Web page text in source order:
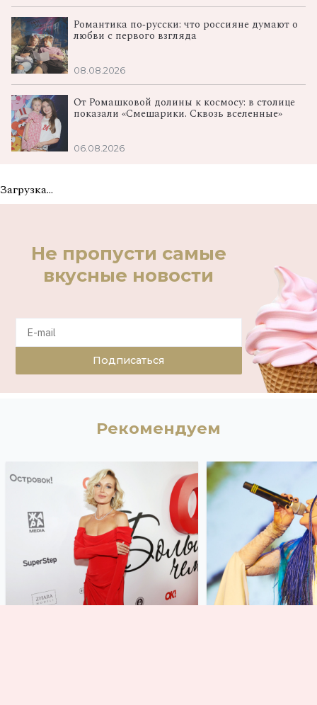
Романтика по‑русски: что россияне думают о
любви с первого взгляда
08.08.2026
От Ромашковой долины к космосу: в столице
показали «Смешарики. Сквозь вселенные»
06.08.2026
Загрузка...
Не пропусти самые
вкусные новости
Подписаться
Рекомендуем